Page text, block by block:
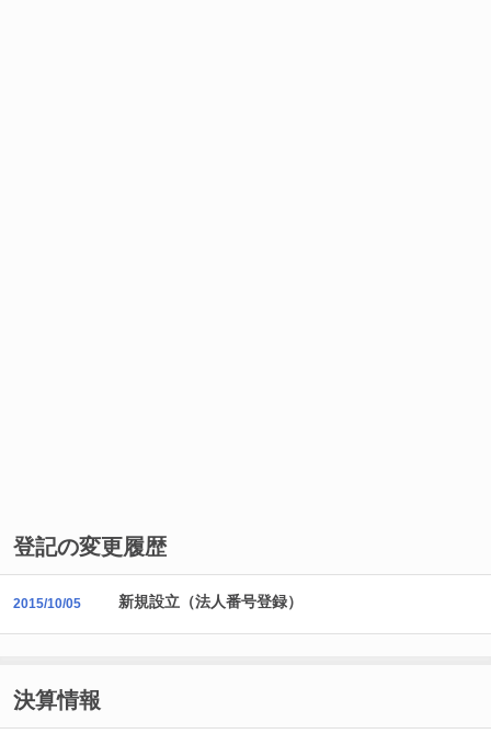
登記の変更履歴
2015/10/05 新規設立（法人番号登録）
決算情報